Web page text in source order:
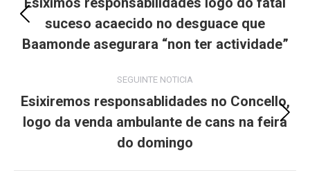
Previous
post:
suceso acaecido no desguace que
Baamonde asegurara “non ter actividade”
SEGUINTE NOTICIA
Next
post:
Esixiremos responsablidades no Concello,
logo da venda ambulante de cans na feira
do domingo